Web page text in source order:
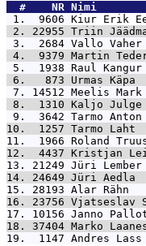
  #    NR
Nimi
1.  9606 Kiur Erik
2. 22955 Triin
3.  2684 Vallo
4.  9379 Martin
5.  1938 Raul
6.   873 Urmas
7. 14512 Meelis
8.  1310 Kaljo
9.  3642 Tarmo
10.  1257 Tarmo
11.  1966 Roland
12.  4437 Kristjan
13. 21249 Jüri
14. 24649 Jüri Aedla
15. 28193 Alar Rähn
16. 23756 Vjatseslav
17. 10156 Janno
18. 37404 Marko
19.  1147 Andres